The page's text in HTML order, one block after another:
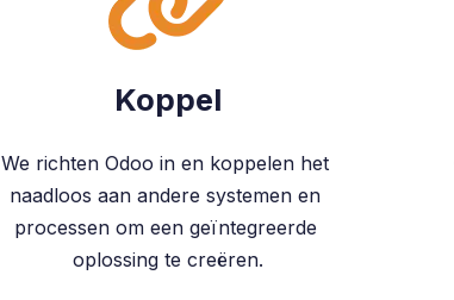
Koppel
We richten Odoo in en koppelen het
naadloos aan andere systemen en
processen om een geïntegreerde
oplossing te creëren.